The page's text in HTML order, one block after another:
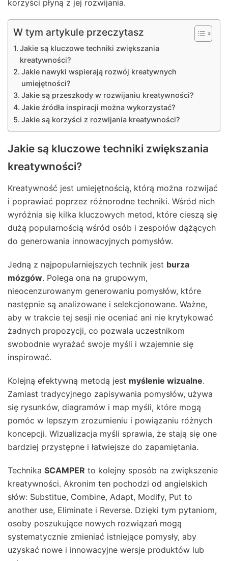
korzyści płyną z jej rozwijania.
W tym artykule przeczytasz
Jakie są kluczowe techniki zwiększania
kreatywności?
Jakie nawyki wspierają rozwój kreatywnych
umiejętności?
Jakie są przeszkody w rozwijaniu kreatywności?
Jakie źródła inspiracji można wykorzystać?
Jakie są korzyści z rozwijania kreatywności?
Jakie są kluczowe techniki zwiększania
kreatywności?
Kreatywność jest umiejętnością, którą można rozwijać
i poprawiać poprzez różnorodne techniki. Wśród nich
wyróżnia się kilka kluczowych metod, które cieszą się
dużą popularnością wśród osób i zespołów dążących
do generowania innowacyjnych pomysłów.
Jedną z najpopularniejszych technik jest burza
mózgów. Polega ona na grupowym,
nieocenzurowanym generowaniu pomysłów, które
następnie są analizowane i selekcjonowane. Ważne,
aby w trakcie tej sesji nie oceniać ani nie krytykować
żadnych propozycji, co pozwala uczestnikom
swobodnie wyrażać swoje myśli i wzajemnie się
inspirować.
Kolejną efektywną metodą jest myślenie wizualne.
Zamiast tradycyjnego zapisywania pomysłów, używa
się rysunków, diagramów i map myśli, które mogą
pomóc w lepszym zrozumieniu i powiązaniu różnych
koncepcji. Wizualizacja myśli sprawia, że stają się one
bardziej przystępne i łatwiejsze do zapamiętania.
Technika SCAMPER to kolejny sposób na zwiększenie
kreatywności. Akronim ten pochodzi od angielskich
słów: Substitue, Combine, Adapt, Modify, Put to
another use, Eliminate i Reverse. Dzięki tym pytaniom,
osoby poszukujące nowych rozwiązań mogą
systematycznie zmieniać istniejące pomysły, aby
uzyskać nowe i innowacyjne wersje produktów lub